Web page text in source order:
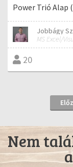
Power Trió Alap
Jobbágy
20
Nem